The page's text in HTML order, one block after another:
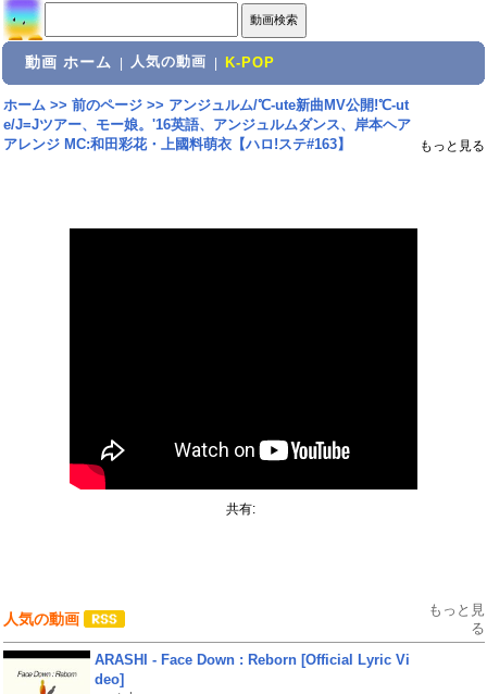
動画 ホーム 人気の動画 K-POP
ホーム>> 前のページ>> アンジュルム/℃-ute新曲MV公開!℃-ut
e/J=Jツアー、モー娘。'16英語、アンジュルムダンス、岸本ヘア
アレンジ MC:和田彩花・上國料萌衣【ハロ!ステ#163】
もっと見る
共有:
人気の動画
もっと見
る
ARASHI - Face Down : Reborn [Official Lyric Vi
deo]